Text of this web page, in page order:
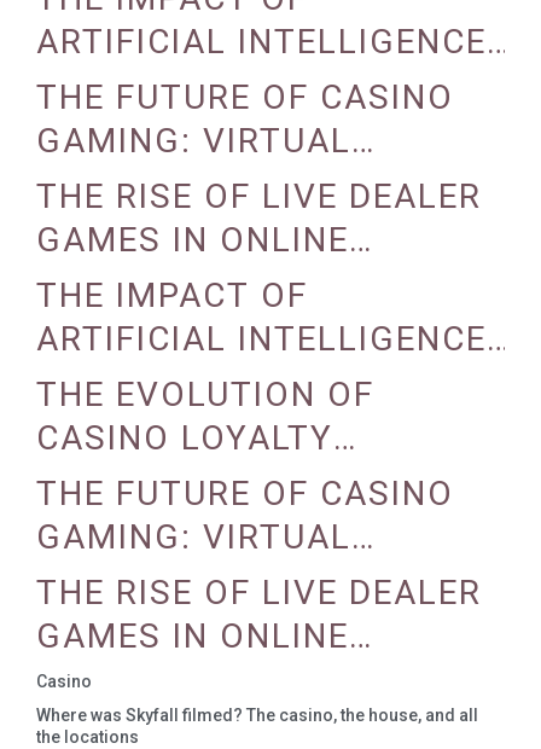
REALITY
ARTIFICIAL INTELLIGENCE
ON CASINO OPERATIONS
THE FUTURE OF CASINO
GAMING: VIRTUAL
REALITY AND AUGMENTED
REALITY
THE RISE OF LIVE DEALER
GAMES IN ONLINE
CASINOS
THE IMPACT OF
ARTIFICIAL INTELLIGENCE
ON CASINO OPERATIONS
THE EVOLUTION OF
CASINO LOYALTY
PROGRAMS
THE FUTURE OF CASINO
GAMING: VIRTUAL
REALITY AND AUGMENTED
REALITY
THE RISE OF LIVE DEALER
GAMES IN ONLINE
CASINOS
Casino
Where was Skyfall filmed? The casino, the house, and all
the locations